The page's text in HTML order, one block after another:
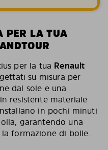
PER LA TUA
per la tua Renault
su misura per
dal sole e una
resistente materiale
in pochi minuti
garantendo una
formazione di bolle.